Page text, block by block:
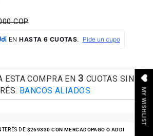
COP
ESTA COMPRA EN 3 CUOTAS SIN
BANCOS ALIADOS
DE $269330CON MERCADOPAGO O ADDI
MY WISHLIST